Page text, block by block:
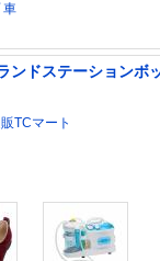
車
ンドステーションボ
TCマート